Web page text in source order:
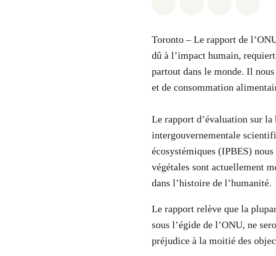
Toronto – Le rapport de
dû à l’impact humain,
partout dans le monde. Il
et de consommation
Le rapport d’évaluation sur
intergouvernementale
écosystémiques (IPBES)
végétales sont actuellement
dans l’histoire de l’humanité.
Le rapport relève que la
sous l’égide de l’ONU, ne
préjudice à la moitié des